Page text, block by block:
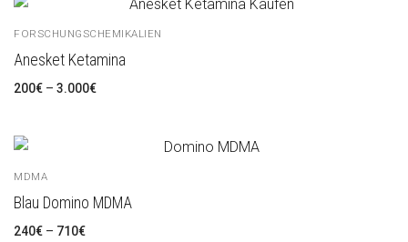
FORSCHUNGSCHEMIKALIEN
Anesket Ketamina
200€ – 3.000€
MDMA
Blau Domino MDMA
240€ – 710€